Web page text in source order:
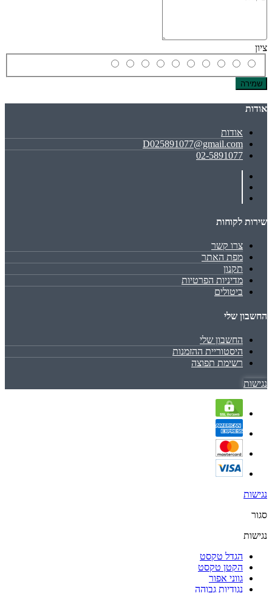
ציון
שמירה
אודות
אודות
D025891077@gmail.com
02-5891077
שירות לקוחות
צרו קשר
מפת האתר
תקנון
מדיניות הפרטיות
ביטולים
החשבון שלי
החשבון שלי
היסטוריית ההזמנות
רשימת תפוצה
נגישות
נגישות
סגור
נגישות
הגדל טקסט
הקטן טקסט
גווני אפור
נגודיות גבוהה